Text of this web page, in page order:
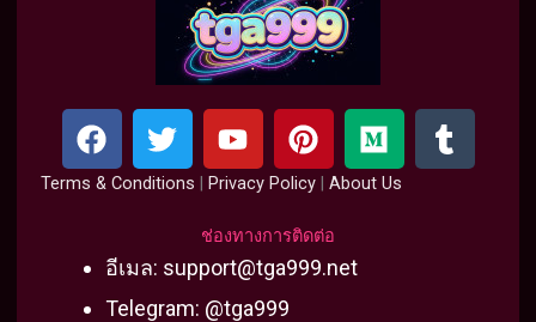
F
a
c
o
o
T
w
i
e
r
Y
o
u
u
b
e
P
i
n
e
r
M
e
d
T
u
Terms & Conditions | Privacy Policy | About Us
ช่องทางการติดต่อ
อีเมล: support@tga999.net
Telegram: @tga999